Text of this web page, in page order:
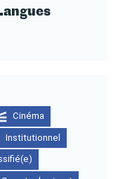
Cinéma
Institutionnel